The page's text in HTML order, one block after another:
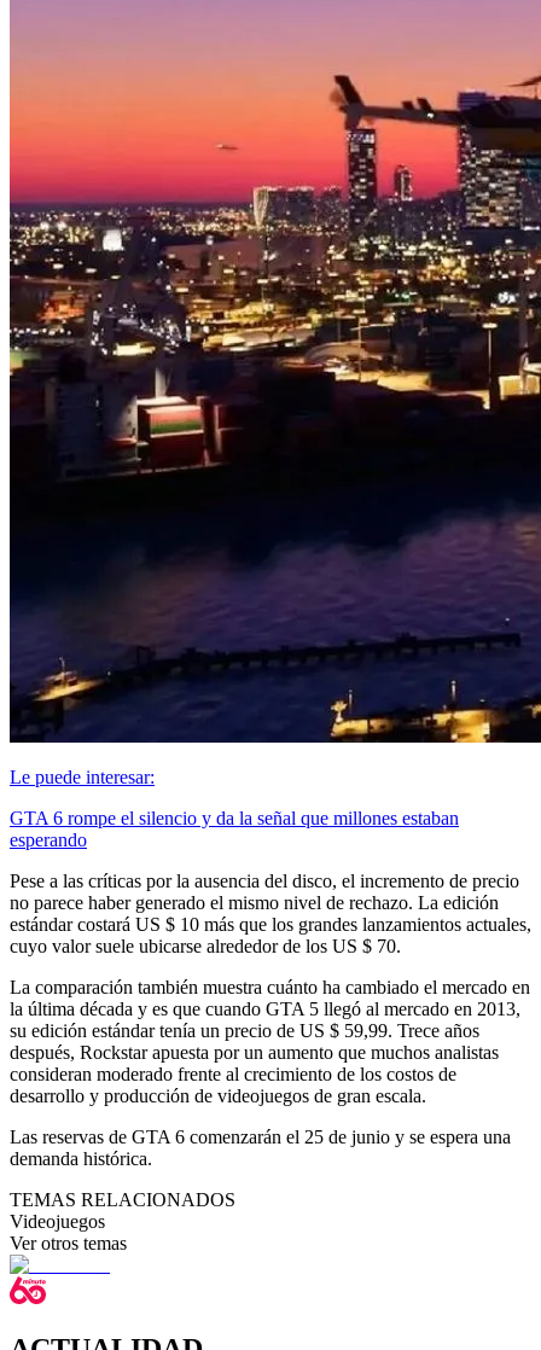
Le puede interesar:
GTA 6 rompe el silencio y da la señal que millones estaban
esperando
Pese a las críticas por la ausencia del disco, el incremento de precio
no parece haber generado el mismo nivel de rechazo. La edición
estándar costará US $ 10 más que los grandes lanzamientos actuales,
cuyo valor suele ubicarse alrededor de los US $ 70.
La comparación también muestra cuánto ha cambiado el mercado en
la última década y es que cuando GTA 5 llegó al mercado en 2013,
su edición estándar tenía un precio de US $ 59,99. Trece años
después, Rockstar apuesta por un aumento que muchos analistas
consideran moderado frente al crecimiento de los costos de
desarrollo y producción de videojuegos de gran escala.
Las reservas de GTA 6 comenzarán el 25 de junio y se espera una
demanda histórica.
TEMAS RELACIONADOS
Videojuegos
Ver otros temas